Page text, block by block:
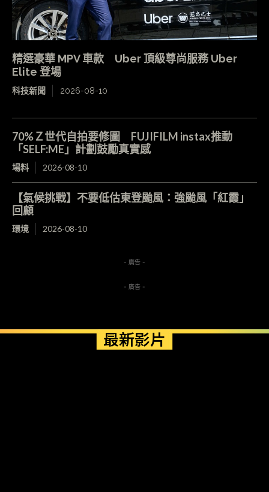
精選豪華 MPV 車款 Uber 頂級尊尚服務 Uber
Elite 登場
科技新聞 2026-08-10
70%Ｚ世代自拍要修圖 FUJIFILM instax推動
「SELF:ME」計劃鼓勵真實感
場料 2026-08-10
【氣候挑戰】不要低估東登颱風：強颱風「紅霞」
回顧
環境 2026-08-10
- 廣告 -
- 廣告 -
最新影片